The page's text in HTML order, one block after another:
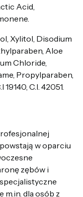
Acid,
Xylitol, Disodium
Aloe
Chloride,
Propylparaben,
C.I. 42051.
w oparciu
zębów i
m.in. dla osób z